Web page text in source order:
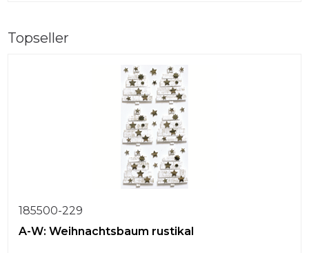
Topseller
185500-229
A-W: Weihnachtsbaum rustikal